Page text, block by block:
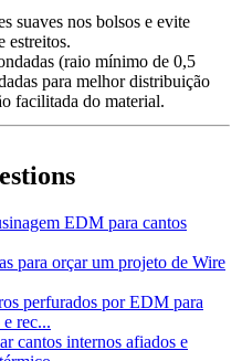
suaves nos bolsos e evite
estreitos.
(raio mínimo de 0,5
para melhor distribuição
facilitada do material.
EDM para cantos
para orçar um projeto de Wire
perfurados por EDM para
rec...
cantos internos afiados e